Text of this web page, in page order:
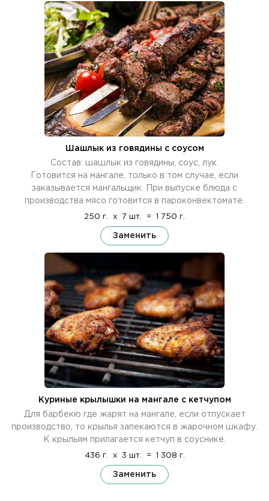
Шашлык из говядины с соусом
Состав: шашлык из говядины, соус, лук.
Готовится на мангале, только в том случае, если
заказывается мангальщик. При выпуске блюда с
производства мясо готовится в пароконвектомате.
250 г. x 7 шт. = 1 750 г.
Заменить
Куриные крылышки на мангале с кетчупом
Для барбекю где жарят на мангале, если отпускает
производство, то крылья запекаются в жарочном шкафу.
К крыльям прилагается кетчуп в соуснике.
436 г. x 3 шт. = 1 308 г.
Заменить